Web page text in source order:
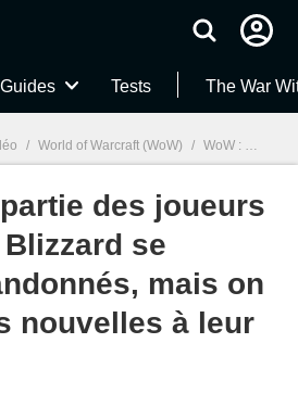
Guides Tests The War
/ World of Warcraft (WoW) / WoW : Une partie des joueurs du MMO de Blizzard se sentent abandonnés, mais on a de bonnes nouvelles à leur apporter !
des joueurs
se
mais on
nouvelles à leur